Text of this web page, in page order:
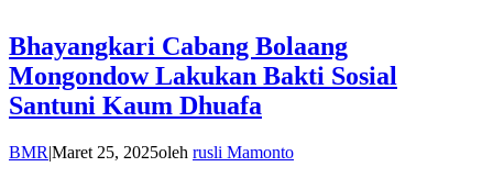
Bhayangkari Cabang Bolaang
Mongondow Lakukan Bakti Sosial
Santuni Kaum Dhuafa
BMR|Maret 25, 2025oleh rusli Mamonto